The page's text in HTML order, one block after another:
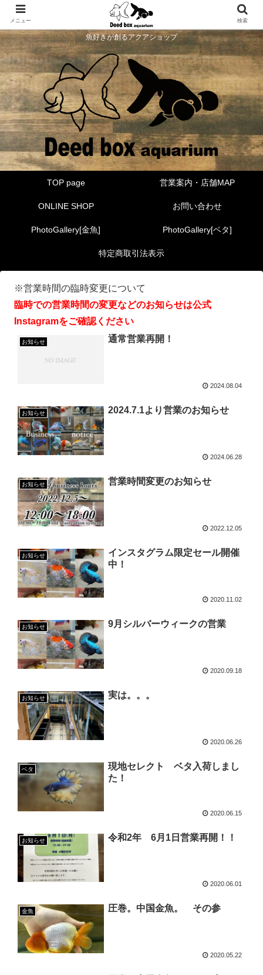
魚好きが創るアクアショップ
TOP page 営業案内・店舗MAP
ONLINE SHOP お問い合わせ
PhotoGallery[金魚] PhotoGallery[ベタ]
特定商取引法表示
※営業時間の臨時変更について
臨時での営業時間の変更などのお知らせは公式
Instagramをご確認ください
お知らせ 通常営業再開！
2024.08.04
お知らせ 2024.7.1より営業のお知らせ
2024.06.28
お知らせ 営業時間変更のお知らせ
2022.12.05
お知らせ
インスタグラム限定セール開催
中！
2020.11.02
お知らせ 9月シルバーウィークの営業
2020.09.18
お知らせ 実は。。。
2020.06.26
ベタ
現地セレクト ベタ入荷しまし
た！
2020.06.15
お知らせ 令和2年 6月1日営業再開！！
2020.06.01
金魚 圧巻。中国金魚。 その参
2020.05.22
メニュー 検索